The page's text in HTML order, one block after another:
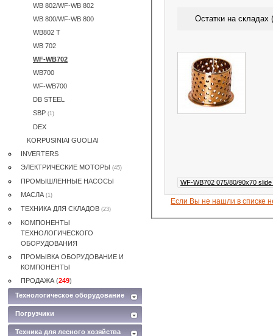
Остатки на складах
WF-WB702 075/80/90x70
Если Вы не нашли в списке
WB 802/WF-WB 802
WB 800/WF-WB 800
WB802 T
WB 702
WF-WB702
WB700
WF-WB700
DB STEEL
SBP (1)
DEX
KORPUSINIAI GUOLIAI
INVERTERS
ЭЛЕКТРИЧЕСКИE МОТОРЫ (45)
ПРОМЫШЛЕННЫЕ НАСОСЫ
MАСЛА (1)
ТЕХНИКА ДЛЯ СКЛАДОВ (23)
КОМПОНЕНТЫ
ТЕХНОЛОГИЧЕСКОГО
ОБОРУДОВАНИЯ
ПРОМЫВКА ОБОРУДОВАНИЕ И
КОМПОНЕНТЫ
ПРОДАЖА (249)
Технологическое оборудование
Погрузчики
Техника для лесного хозяйства